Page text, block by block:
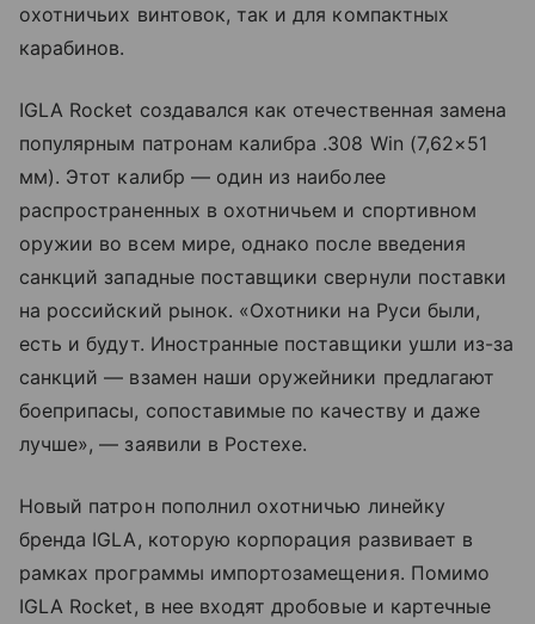
охотничьих винтовок, так и для компактных
карабинов.
IGLA Rocket создавался как отечественная замена
популярным патронам калибра .308 Win (7,62×51
мм). Этот калибр — один из наиболее
распространенных в охотничьем и спортивном
оружии во всем мире, однако после введения
санкций западные поставщики свернули поставки
на российский рынок. «Охотники на Руси были,
есть и будут. Иностранные поставщики ушли из-за
санкций — взамен наши оружейники предлагают
боеприпасы, сопоставимые по качеству и даже
лучше», — заявили в Ростехе.
Новый патрон пополнил охотничью линейку
бренда IGLA, которую корпорация развивает в
рамках программы импортозамещения. Помимо
IGLA Rocket, в нее входят дробовые и картечные